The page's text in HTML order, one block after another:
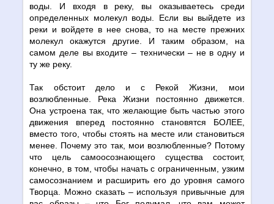
воды. И входя в реку, вы оказываетесь среди
определенных молекул воды. Если вы выйдете из
реки и войдете в нее снова, то на месте прежних
молекул окажутся другие. И таким образом, на
самом деле вы входите – технически – не в одну и
ту же реку.
Так обстоит дело и с Рекой Жизни, мои
возлюбленные. Река Жизни постоянно движется.
Она устроена так, что желающие быть частью этого
движения вперед постоянно становятся БОЛЕЕ,
вместо того, чтобы стоять на месте или становиться
менее. Почему это так, мои возлюбленные? Потому
что цель самоосознающего существа состоит,
конечно, в том, чтобы начать с ограниченным, узким
самосознанием и расширить его до уровня самого
Творца. Можно сказать – используя привычные для